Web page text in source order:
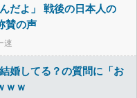
だよ」 戦後の日本人の
賛の声
速
婚してる？の質問に「お
ｗｗ